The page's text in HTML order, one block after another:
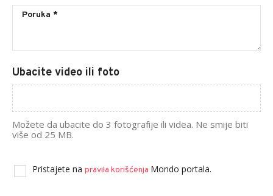
Ubacite video ili foto
Možete da ubacite do 3 fotografije ili videa. Ne smije biti
više od 25 MB.
Pristajete na pravila korišćenja Mondo portala.